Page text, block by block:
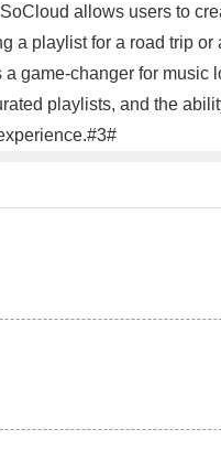
allows users to
a playlist for a road trip
game-changer for music
playlists, and the